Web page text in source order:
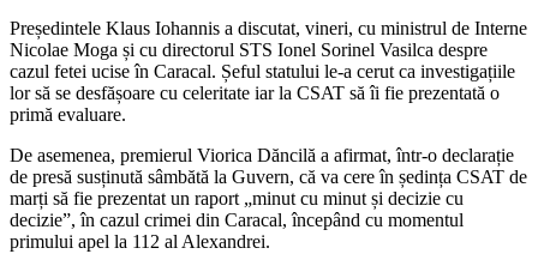
Președintele Klaus Iohannis a discutat, vineri, cu ministrul de Interne
Nicolae Moga și cu directorul STS Ionel Sorinel Vasilca despre
cazul fetei ucise în Caracal. Șeful statului le-a cerut ca investigațiile
lor să se desfășoare cu celeritate iar la CSAT să îi fie prezentată o
primă evaluare.
De asemenea, premierul Viorica Dăncilă a afirmat, într-o declarație
de presă susținută sâmbătă la Guvern, că va cere în ședința CSAT de
marți să fie prezentat un raport „minut cu minut și decizie cu
decizie”, în cazul crimei din Caracal, începând cu momentul
primului apel la 112 al Alexandrei.